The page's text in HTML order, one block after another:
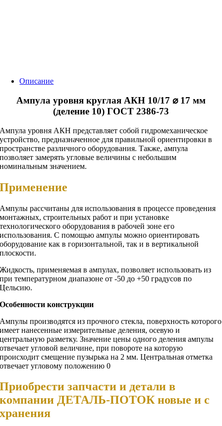
Описание
Ампула уровня круглая АКН 10/17 ⌀ 17 мм
(деление 10) ГОСТ 2386-73
Ампула уровня АКН представляет собой гидромеханическое
устройство, предназначенное для правильной ориентировки в
пространстве различного оборудования. Также, ампула
позволяет замерять угловые величины с небольшим
номинальным значением.
Применение
Ампулы рассчитаны для использования в процессе проведения
монтажных, строительных работ и при установке
технологического оборудования в рабочей зоне его
использования. С помощью ампулы можно ориентировать
оборудование как в горизонтальной, так и в вертикальной
плоскости.
Жидкость, применяемая в ампулах, позволяет использовать из
при температурном диапазоне от -50 до +50 градусов по
Цельсию.
Особенности конструкции
Ампулы производятся из прочного стекла, поверхность которого
имеет нанесенные измерительные деления, осевую и
центральную разметку. Значение цены одного деления ампулы
отвечает угловой величине, при повороте на которую
происходит смещение пузырька на 2 мм. Центральная отметка
отвечает угловому положению 0
Приобрести запчасти и детали в
компании ДЕТАЛЬ-ПОТОК новые и с
хранения